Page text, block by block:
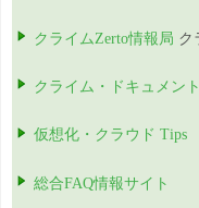
クライムZerto情報局 ク
クライム・ドキュメン
仮想化・クラウド Tips
総合FAQ情報サイト